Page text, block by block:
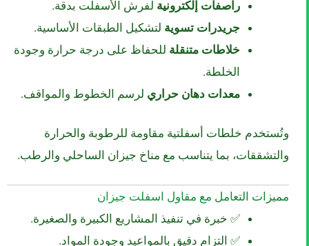
راصفات إلكترونية لفرش الأسفلت بدقة.
جريدرات تسوية لتشكيل الطبقات الأساسية.
خلاطات متنقلة للحفاظ على درجة حرارة وجودة
الخلطة.
معدات دهان حراري لرسم الخطوط والمواقف.
وتُستخدم خلطات أسفلتية مقاومة للرطوبة والحرارة
والتشققات، بما يتناسب مع مناخ جيزان الساحلي والرطب.
مميزات التعامل مع مقاول اسفلت جيزان
✅ خبرة في تنفيذ المشاريع الكبيرة والصغيرة.
✅ التزام دقيق بالمواعيد وجودة المواد.